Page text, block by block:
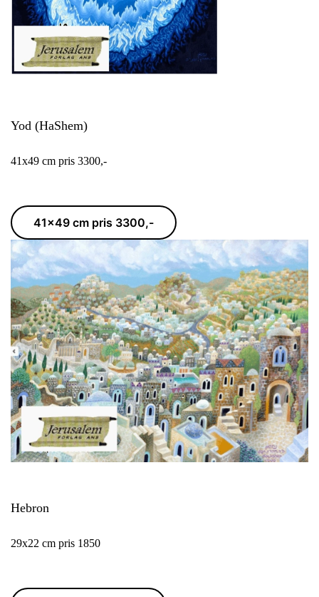
Yod (HaShem)
41x49 cm pris 3300,-
41x49 cm pris 3300,-
Hebron
29x22 cm pris 1850